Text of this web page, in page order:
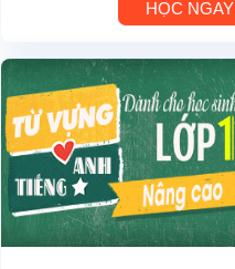
HỌC NGAY